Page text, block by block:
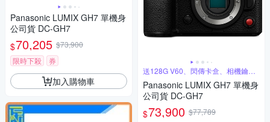
Panasonic LUMIX GH7 單機身
公司貨 DC-GH7
$70,205 $73,900
限時下殺
券
加入購物車
送128G V60、閃傳卡盒、相機鑰匙
圈
Panasonic LUMIX GH7 單機身
公司貨 DC-GH7
$73,900 $77,789